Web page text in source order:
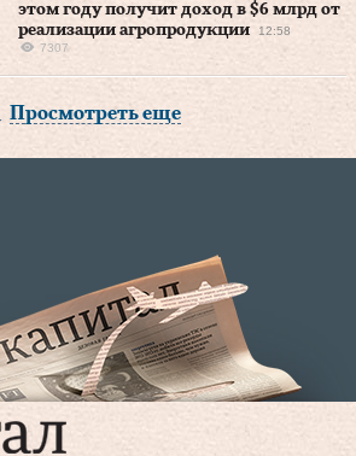
этом году получит доход в $6 млрд от
реализации агропродукции
12:58
7307
Просмотреть еще